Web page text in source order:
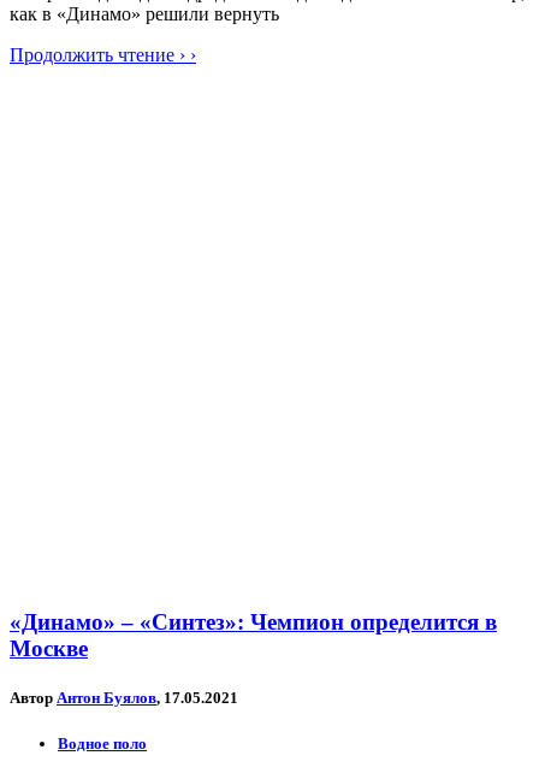
как в «Динамо» решили вернуть
Продолжить чтение › ›
«Динамо» – «Синтез»: Чемпион определится в
Москве
Автор Антон Буялов, 17.05.2021
Водное поло